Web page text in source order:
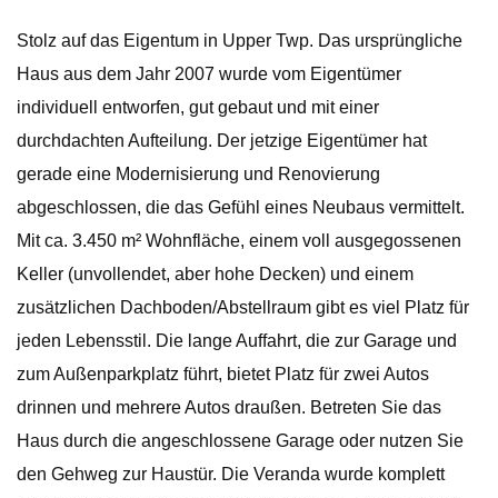
Stolz auf das Eigentum in Upper Twp. Das ursprüngliche
Haus aus dem Jahr 2007 wurde vom Eigentümer
individuell entworfen, gut gebaut und mit einer
durchdachten Aufteilung. Der jetzige Eigentümer hat
gerade eine Modernisierung und Renovierung
abgeschlossen, die das Gefühl eines Neubaus vermittelt.
Mit ca. 3.450 m² Wohnfläche, einem voll ausgegossenen
Keller (unvollendet, aber hohe Decken) und einem
zusätzlichen Dachboden/Abstellraum gibt es viel Platz für
jeden Lebensstil. Die lange Auffahrt, die zur Garage und
zum Außenparkplatz führt, bietet Platz für zwei Autos
drinnen und mehrere Autos draußen. Betreten Sie das
Haus durch die angeschlossene Garage oder nutzen Sie
den Gehweg zur Haustür. Die Veranda wurde komplett